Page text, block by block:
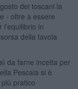
dei toscani la
- oltre a essere
l'equilibrio in
della tavola
da farne incetta per
Pescaia si è
più pratico